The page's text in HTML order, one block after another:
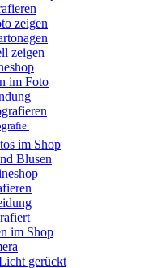
zeigen
zeigen
im Foto
im Shop
Blusen
im Shop
gerückt